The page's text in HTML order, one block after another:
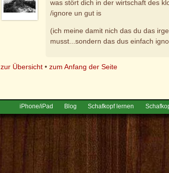
was stört dich in der wirtschaft des
/ignore un gut is
(ich meine damit nich das du das
musst...sondern das dus einfach
zur Übersicht •zum Anfang der Seite
iPhone/iPad Blog Schafkopf lernen